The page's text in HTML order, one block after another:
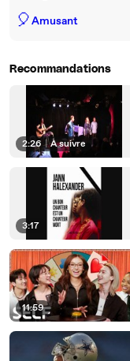
🎈Amusant
Recommandations
2:26 | À suivre
3:17
11:59